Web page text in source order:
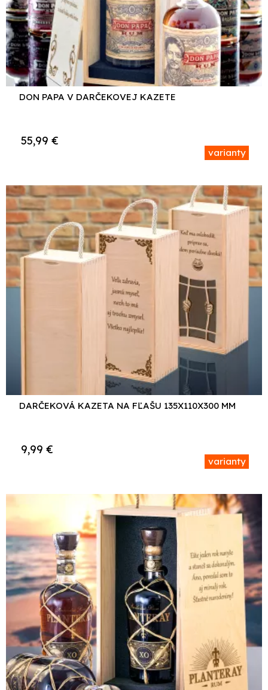
DON PAPA V DARČEKOVEJ KAZETE
varianty
55,99 €
DARČEKOVÁ KAZETA NA FĽAŠU 135X110X300 MM
varianty
9,99 €